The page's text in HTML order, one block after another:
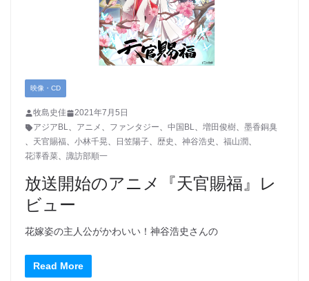
映像・CD
牧島史佳
2021年7月5日
アジアBL、 アニメ 、 ファンタジー、 中国BL、 増田俊樹、 墨香銅臭
、 天官賜福、 小林千晃、 日笠陽子、 歴史 、 神谷浩史 、 福山潤、
花澤香菜、 諏訪部順一
放送開始のアニメ『天官賜福』レ
ビュー
花嫁姿の主人公がかわいい！神谷浩史さんの
Read More